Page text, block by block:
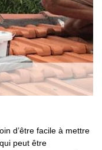
d’être facile à mettre
peut être